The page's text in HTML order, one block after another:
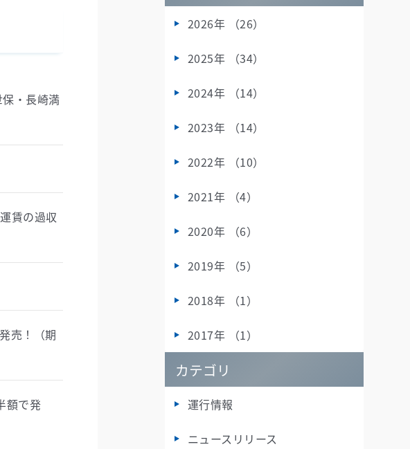
・長崎満
賃の過収
売！（期
額で発
2026年 （26）
2025年 （34）
2024年 （14）
2023年 （14）
2022年 （10）
2021年 （4）
2020年 （6）
2019年 （5）
2018年 （1）
2017年 （1）
カテゴリ
運行情報
ニュースリリース